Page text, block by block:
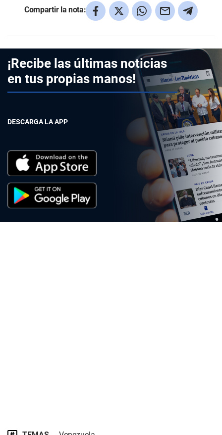
Compartir la nota:
¡Recibe las últimas noticias
en tus propias manos!
DESCARGA LA APP